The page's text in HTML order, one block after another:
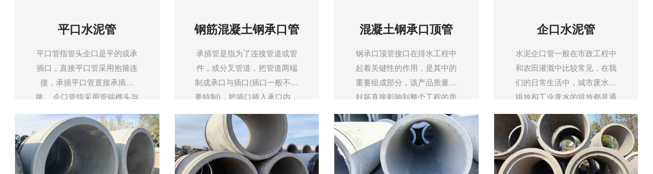
平口水泥管
平口管指管头企口是平的或承
插口，直接平口管采用抱箍连
接，承插平口管直接承插连
接。 企口管指采用管端榫头与
另一管管端榫槽吻
钢筋混凝土钢承口管
承插管是指为了连接管道或管
件，或分叉管道，把管道两端
制成承口与插口(插口一般不需
要特制)，把插口插入承口内，
然后密封接缝
混凝土钢承口顶管
钢承口顶管接口在排水工程中
起着关键性的作用，是其中的
重要组成部分，该产品质量的
好坏直接影响到整个工程的质
量，同时也影响着
企口水泥管
水泥企口管一般在市政工程中
和农田灌溉中比较常见，在我
们的日常生活中，城市废水的
排放和工业废水的排放都是通
过水泥企口管进行